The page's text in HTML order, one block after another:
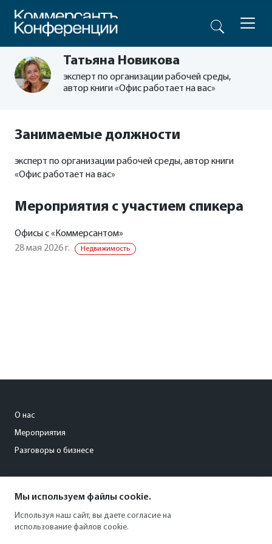
Татьяна Новикова
эксперт по организации рабочей среды,
автор книги «Офис работает на вас»
Занимаемые должности
эксперт по организации рабочей среды, автор книги
«Офис работает на вас»
Мероприятия с участием спикера
Офисы с «Коммерсантом»
28 мая 2026 г.
Недвижимость
О нас
Мероприятия
Разговоры о бизнесе
+7 (495) 797-69-70
Мы используем файлы cookie.
Используя наш сайт, вы даете согласие на
использование файлов cookie.